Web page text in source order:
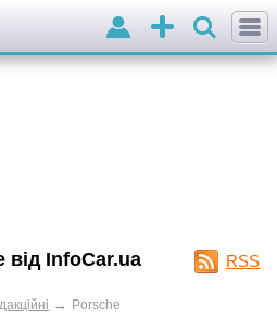
Додати
оголошення
Вхід
від InfoCar.ua RSS
→ Porsche